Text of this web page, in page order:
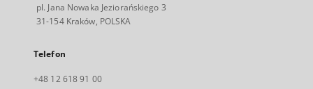
pl. Jana Nowaka Jeziorańskiego 3
31-154 Kraków, POLSKA
Telefon
+48 12 618 91 00